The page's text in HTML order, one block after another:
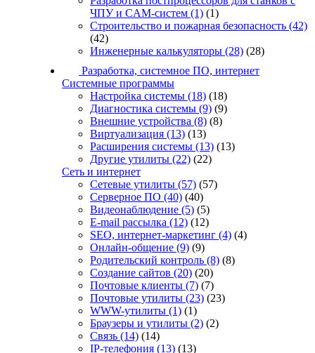
ЧПУ и CAM-систем (1) (1)
Строительство и пожарная безопасность (42)
(42)
Инженерные калькуляторы (28) (28)
Разработка, системное ПО, интернет
Системные программы
Настройка системы (18) (18)
Диагностика системы (9) (9)
Внешние устройства (8) (8)
Виртуализация (13) (13)
Расширения системы (13) (13)
Другие утилиты (22) (22)
Сеть и интернет
Сетевые утилиты (57) (57)
Серверное ПО (40) (40)
Видеонаблюдение (5) (5)
E-mail рассылка (12) (12)
SEO, интернет-маркетинг (4) (4)
Онлайн-общение (9) (9)
Родительский контроль (8) (8)
Создание сайтов (20) (20)
Почтовые клиенты (7) (7)
Почтовые утилиты (23) (23)
WWW-утилиты (1) (1)
Браузеры и утилиты (2) (2)
Связь (14) (14)
IP-телефония (13) (13)